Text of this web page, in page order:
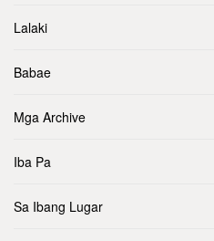
Lalaki
Babae
Mga Archive
Iba Pa
Sa Ibang Lugar